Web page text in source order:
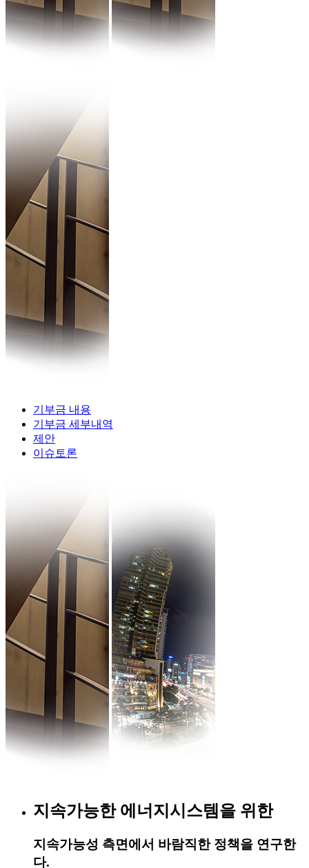
기부금 내용
기부금 세부내역
제안
이슈토론
지속가능한 에너지시스템을 위한
지속가능성 측면에서 바람직한 정책을 연구한
다.